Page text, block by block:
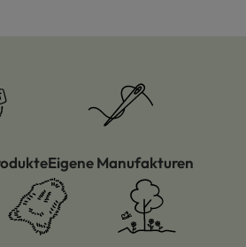
Eigene Manufakturen